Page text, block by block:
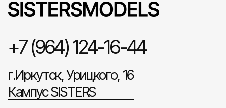
+7 (964) 124-16-44
г.Иркутск, Урицкого, 16
Кампус SISTERS